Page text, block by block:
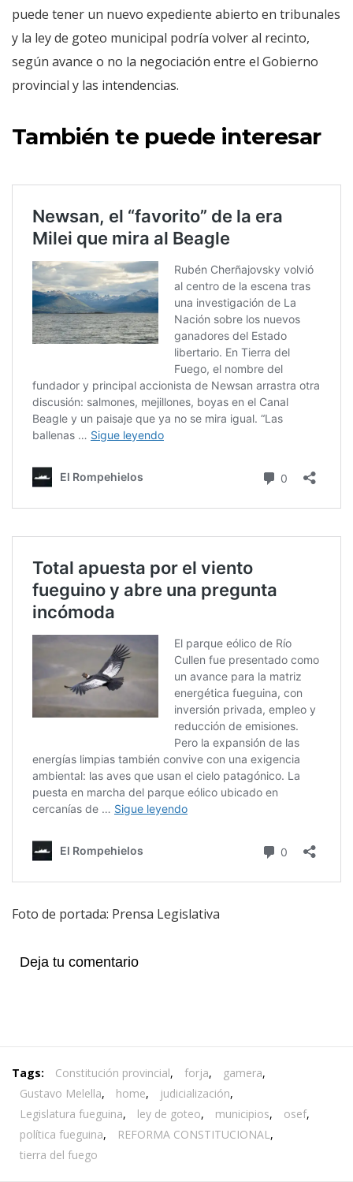
puede tener un nuevo expediente abierto en tribunales
y la ley de goteo municipal podría volver al recinto,
según avance o no la negociación entre el Gobierno
provincial y las intendencias.
También te puede interesar
Foto de portada: Prensa Legislativa
Deja tu comentario
Tags: Constitución provincial, forja, gamera,
Gustavo Melella, home, judicialización,
Legislatura fueguina, ley de goteo, municipios, osef,
política fueguina, REFORMA CONSTITUCIONAL ,
tierra del fuego